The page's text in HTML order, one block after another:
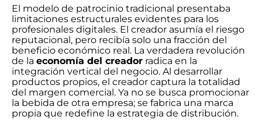
El modelo de patrocinio tradicional presentaba
limitaciones estructurales evidentes para los
profesionales digitales. El creador asumía el riesgo
reputacional, pero recibía solo una fracción del
beneficio económico real. La verdadera revolución
de la economía del creador radica en la
integración vertical del negocio. Al desarrollar
productos propios, el creador captura la totalidad
del margen comercial. Ya no se busca promocionar
la bebida de otra empresa; se fabrica una marca
propia que redefine la estrategia de distribución.